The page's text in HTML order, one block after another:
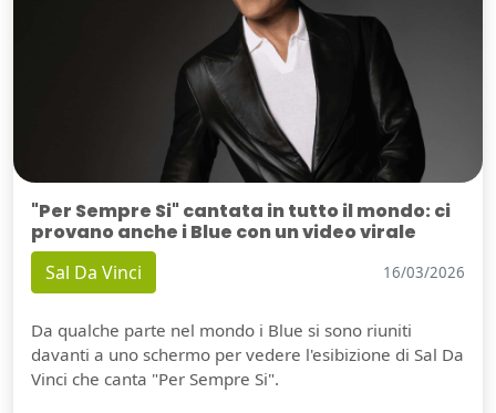
"Per Sempre Si" cantata in tutto il mondo: ci
provano anche i Blue con un video virale
Sal Da Vinci 16/03/2026
Da qualche parte nel mondo i Blue si sono riuniti
davanti a uno schermo per vedere l'esibizione di Sal Da
Vinci che canta "Per Sempre Si".